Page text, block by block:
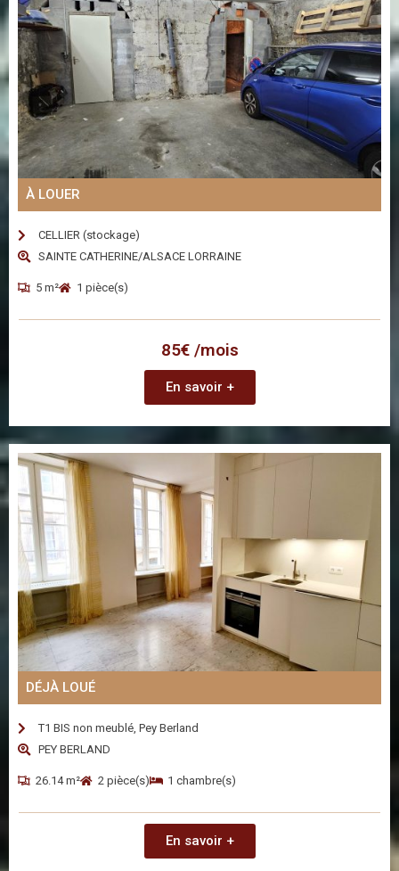
À LOUER
CELLIER (stockage)
SAINTE CATHERINE/ALSACE LORRAINE
5 m² 1 pièce(s)
85€ /mois
En savoir +
DÉJÀ LOUÉ
T1 BIS non meublé, Pey Berland
PEY BERLAND
26.14 m² 2 pièce(s) 1 chambre(s)
En savoir +